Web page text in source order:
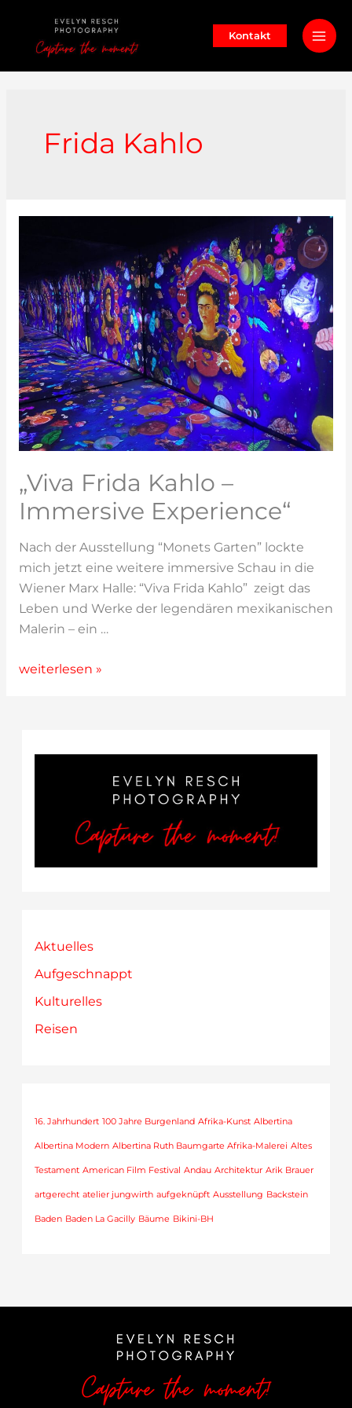
springen
Kontakt
Frida Kahlo
„Viva Frida Kahlo –
Immersive Experience“
Nach der Ausstellung “Monets Garten” lockte
mich jetzt eine weitere immersive Schau in die
Wiener Marx Halle: “Viva Frida Kahlo” zeigt das
Leben und Werke der legendären mexikanischen
Malerin – ein …
„Viva
weiterlesen »
Aktuelles
Aufgeschnappt
Kulturelles
Reisen
16. Jahrhundert 100 Jahre Burgenland Afrika-Kunst Albertina
Albertina Modern Albertina Ruth Baumgarte Afrika-Malerei Altes
Testament American Film Festival Andau Architektur Arik Brauer
artgerecht atelier jungwirth aufgeknüpft Ausstellung Backstein
Baden Baden La Gacilly Bäume Bikini-BH